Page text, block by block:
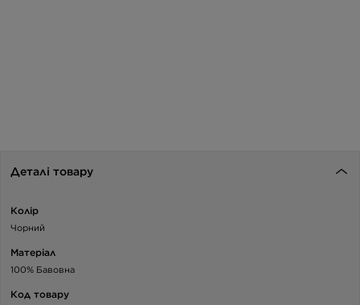
Деталі товару
Колір
Чорний
Матеріал
100% Бавовна
Код товару